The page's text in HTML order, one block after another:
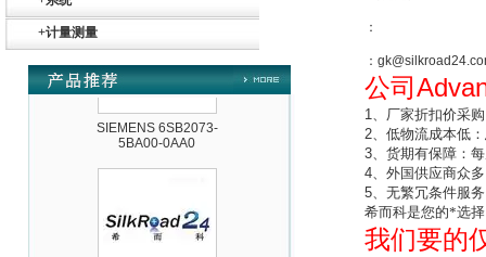
+计量测量
SIEMENS 6SB2073-
：
：
公司
1、厂家折扣价采
2、低物流成本低
3、货期有保障：
4、外国供应商众
5、无繁冗条件服
希而科是您的*选
我们要的